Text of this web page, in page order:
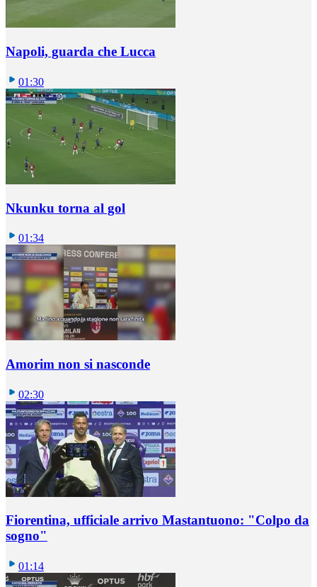
Napoli, guarda che Lucca
01:30
Nkunku torna al gol
01:34
Amorim non si nasconde
02:30
Fiorentina, ufficiale arrivo Mastantuono: "Colpo da
sogno"
01:14